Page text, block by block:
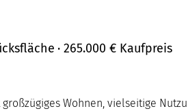
· 265.000 € Kaufpreis
Wohnen, vielseitige